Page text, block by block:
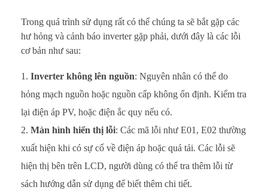
Trong quá trình sử dụng rất có thể chúng ta sẽ bắt gặp các
hư hỏng và cảnh báo inverter gặp phải, dưới đây là các lỗi
cơ bản như sau:
Inverter không lên nguồn: Nguyên nhân có thể do
hỏng mạch nguồn hoặc nguồn cấp không ổn định. Kiểm tra
lại điện áp PV, hoặc điện ắc quy nếu có.
Màn hình hiển thị lỗi: Các mã lỗi như E01, E02 thường
xuất hiện khi có sự cố về điện áp hoặc quá tải. Các lỗi sẽ
hiện thị bên trên LCD, người dùng có thể tra thêm lỗi từ
sách hướng dẫn sử dụng để biết thêm chi tiết.